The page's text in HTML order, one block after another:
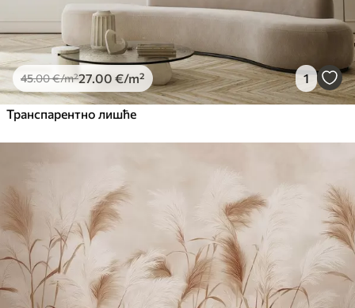
45.00€/m²27.00 €/m² 1
Транспарентно лишће